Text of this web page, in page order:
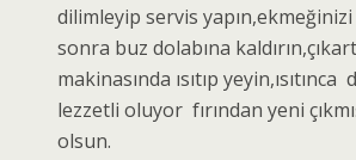
dilimleyip servis
sonra buz dolabına
makinasında ısıtıp yeyin,ısıtınca
lezzetli oluyor fırından yeni
olsun.